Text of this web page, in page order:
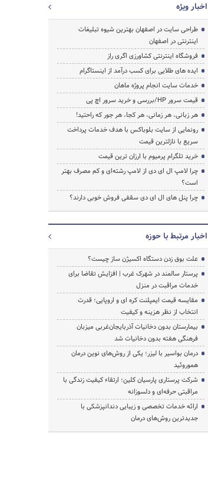
اخبار ویژه
طراحی سایت در اصفهان بهترین شیوه تبلیغات
اینترنتی در اصفهان
فروشگاه اینترنتی کشاورزی اگری راز
ایده های طلایی برای کسب درآمد از اینستاگرام
خدمات سایت انجام پروژه ماهان
قیمت سرور HP/بررسی و خرید سرور اچ پی
هر زبانی، هر زمانی، هر کجا، هر جور که راحتید!
رونمایی از سایت بلوباکس با هدف خدمات پرداخت
سریع با نازلترین قیمت
خرید تلگرام پرمیوم با ارزان ترین قیمت
چرا لامپ ال ای دی از لامپ رشته‌ای و کم مصرف بهتر
است؟
چرا پنل های ال ای دی سقفی فروش خوبی دارند؟
اخبار مرتبط با حوزه
علت بوق زدن دستگاه اکسیژن ساز چیست؟
پرستار سالمند در شهرک غرب | افزایش تقاضا برای
خدمات مراقبت در منزل
مقایسه قیمت ایمپلنت کره ای و اروپایی؛ قدرت
انتخاب از نظر هزینه و کیفیت
بیمارستان بدون دخانیات آذربایجان‌غربی میزبان
فرهنگی هفته بدون دخانیات شد
درمان بواسیر با لیزر؛ یکی از روش‌های نوین درمان
هموروئید
شرکت پرستاری پارسیان کلین؛ ارتقاء کیفیت زندگی با
مراقبتی حرفه‌ای و دلسوزانه
ارائه خدمات تخصصی و زیبایی دندانپزشکی با
جدیدترین روش‌های درمان